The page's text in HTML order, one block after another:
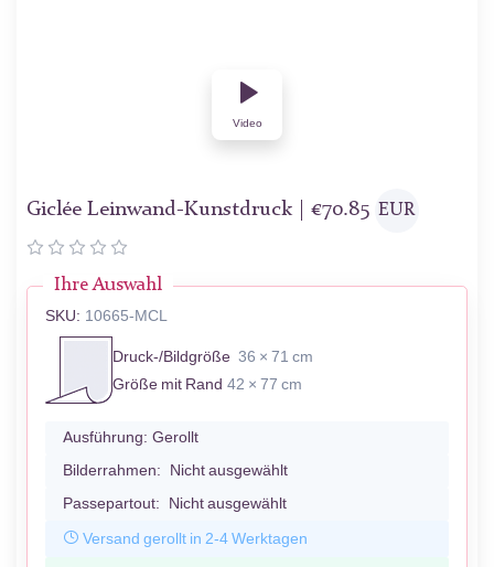
Video
Giclée Leinwand-Kunstdruck | €70.85 EUR
Ihre Auswahl
SKU: 10665-MCL
Druck-/Bildgröße 36 × 71 cm
Größe mit Rand 42 × 77 cm
Ausführung: Gerollt
Bilderrahmen: Nicht ausgewählt
Passepartout: Nicht ausgewählt
Versand gerollt in 2-4 Werktagen